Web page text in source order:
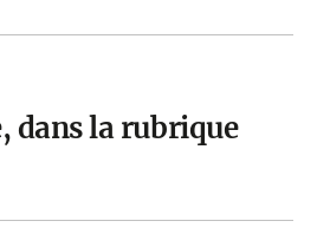
dans la rubrique